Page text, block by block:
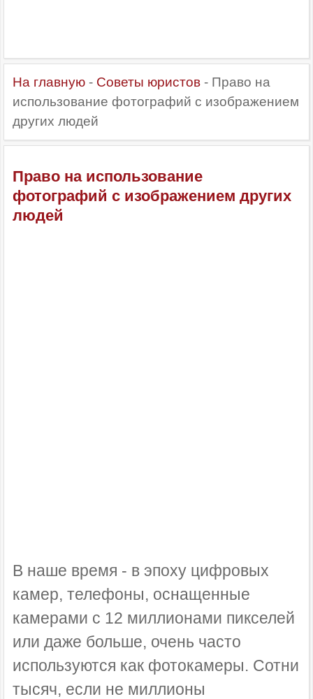
На главную - Советы юристов - Право на
использование фотографий с изображением
других людей
Право на использование
фотографий с изображением других
людей
В наше время - в эпоху цифровых
камер, телефоны, оснащенные
камерами с 12 миллионами пикселей
или даже больше, очень часто
используются как фотокамеры. Сотни
тысяч, если не миллионы